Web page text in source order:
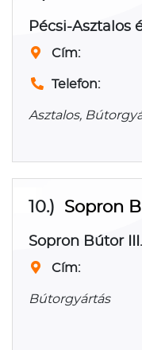
Pécsi-Asztalos
Cím:
Telefon:
Asztalos,
10.) Sopron
Sopron Bútor
Cím:
Bútorgyártás